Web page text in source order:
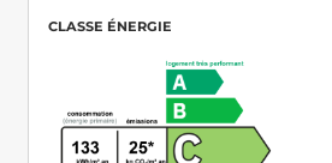
CLASSE ÉNERGIE